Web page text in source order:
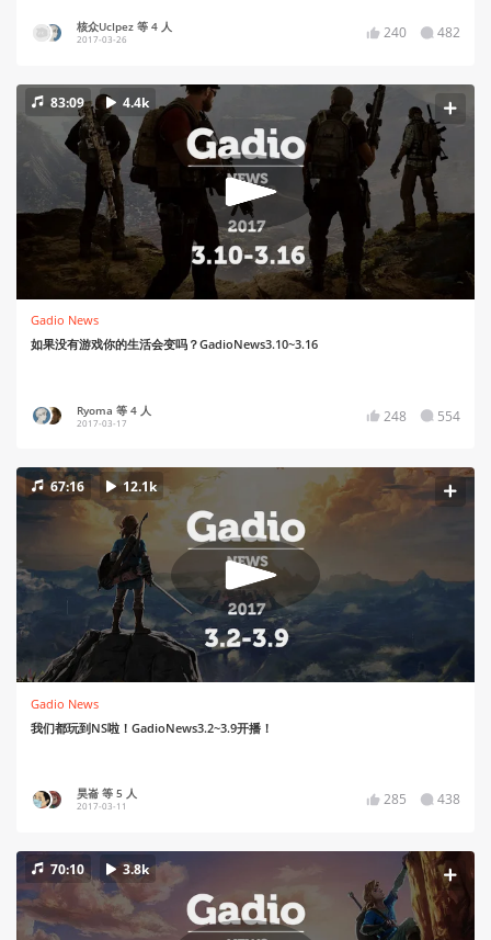
核众UcIpez 等 4 人
2017-03-26 240 482
83:09 4.4k
Gadio News
如果没有游戏你的生活会变吗？GadioNews3.10~3.16
Ryoma 等 4 人
2017-03-17 248 554
67:16 12.1k
Gadio News
我们都玩到NS啦！GadioNews3.2~3.9开播！
昊崙 等 5 人
2017-03-11 285 438
70:10 3.8k